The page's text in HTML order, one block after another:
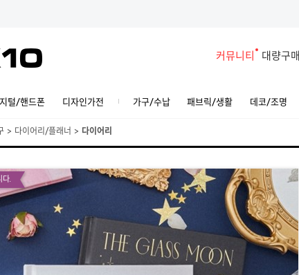
커뮤니티 대량구매
털/핸드폰 디자인가전 가구/수납 패브릭/생활 데코/조명
> 다이어리/플래너 > 다이어리
다.